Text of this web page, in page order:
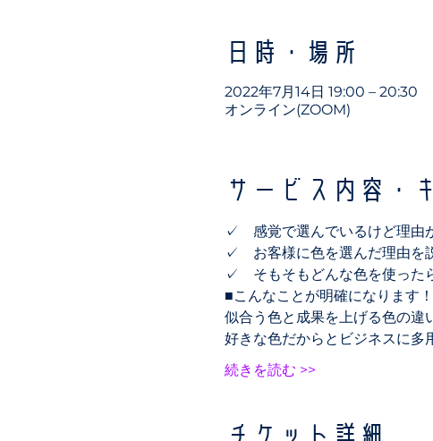
日時・場所
2022年7月14日 19:00 – 20:30
オンライン(ZOOM)
サービス内容・
✓　感覚で選んでいるけど理由
✓　お客様に色を選んだ理由を
✓　そもそもどんな色を使った
■こんなことが明確になります！
似合う色と成果を上げる色の違
好きな色だからとビジネスに多
続きを読む >>